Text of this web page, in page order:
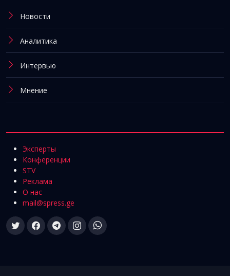
Новости
Аналитика
Интервью
Мнение
Эксперты
Конференции
STV
Реклама
О нас
mail@spress.ge